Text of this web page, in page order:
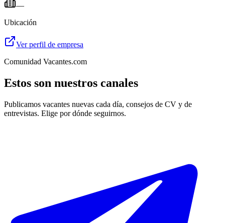
—
Ubicación
Ver perfil de empresa
Comunidad Vacantes.com
Estos son nuestros canales
Publicamos vacantes nuevas cada día, consejos de CV y de
entrevistas. Elige por dónde seguirnos.